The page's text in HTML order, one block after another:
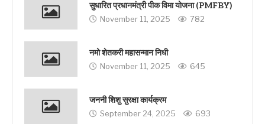
सुधारित प्रधानमंत्री पीक विमा योजना (PMFBY)
November 11, 2025 782
नमो शेतकरी महासन्मान निधी
November 11, 2025 645
जननी शिशु सुरक्षा कार्यक्रम
September 24, 2025 693